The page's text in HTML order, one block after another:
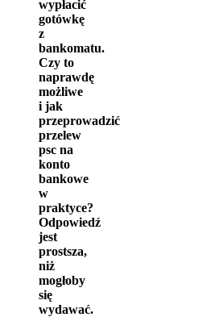
wypłacić
gotówkę
z
bankomatu.
Czy to
naprawdę
możliwe
i jak
przeprowadzić
przelew
psc na
konto
bankowe
w
praktyce?
Odpowiedź
jest
prostsza,
niż
mogłoby
się
wydawać.